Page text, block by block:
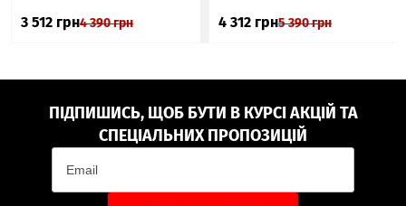
3 512 грн4 390грн 4 312 грн5 390грн
ПІДПИШИСЬ, ЩОБ БУТИ В КУРСІ АКЦІЙ ТА
СПЕЦІАЛЬНИХ ПРОПОЗИЦІЙ